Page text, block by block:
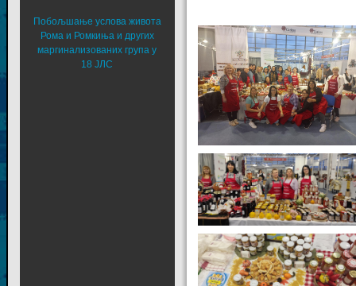
Побољшање услова живота
Рома и Ромкиња и других
маргинализованих група у
18 ЈЛС